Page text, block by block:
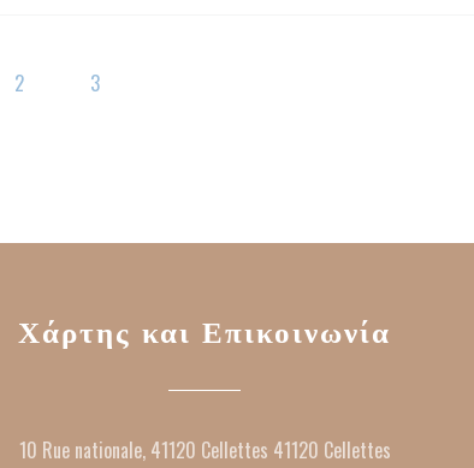
2 3
Χάρτης και Επικοινωνία
10 Rue nationale, 41120 Cellettes 41120 Cellettes((ανοίγει